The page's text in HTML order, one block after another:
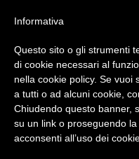
Gilda
Grecia e
miei studi.
Sono spazi
sempre
“Entra
Informativa
Questo sito o gli strumenti
di cookie necessari al
nella cookie policy. Se vuoi
a tutti o ad alcuni cookie,
Chiudendo questo banner,
su un link o proseguendo
acconsenti all’uso dei